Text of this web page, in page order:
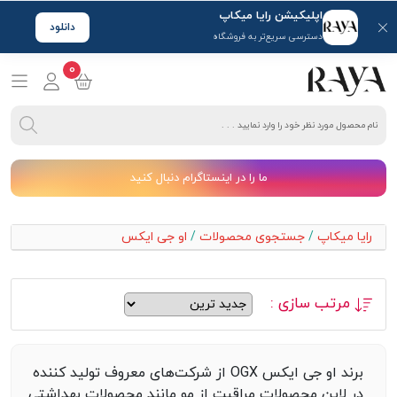
اپلیکیشن رایا میکاپ
دسترسی سریع‌تر به فروشگاه
دانلود
0
ما را در اینستاگرام دنبال کنید
رایا میکاپ / جستجوی محصولات / او جی ایکس
مرتب سازی :
برند او جی ایکس OGX از شرکت‌های معروف تولید کننده‌